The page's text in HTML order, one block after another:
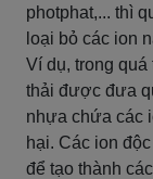
photphat,... thì
loại bỏ các ion
Ví dụ, trong
thải được đưa
nhựa chứa các
hại. Các ion
để tạo thành